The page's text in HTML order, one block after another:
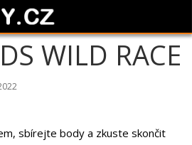
WILD RACE
sbírejte body a zkuste skončit